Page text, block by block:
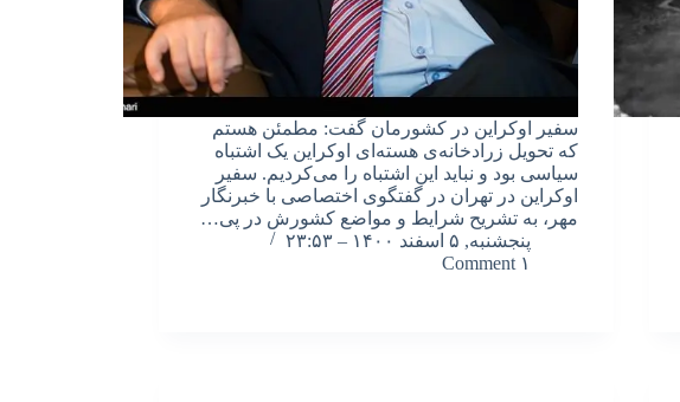
سفیر اوکراین در کشورمان گفت: مطمئن هستم
که تحویل زرادخانه‌ی هسته‌ای اوکراین یک اشتباه
سیاسی بود و نباید این اشتباه را می‌کردیم. سفیر
اوکراین در تهران در گفتگوی اختصاصی با خبرنگار
مهر، به تشریح شرایط و مواضع کشورش در پی…
پنجشنبه, ۵ اسفند ۱۴۰۰ – ۲۳:۵۳
۱ Comment